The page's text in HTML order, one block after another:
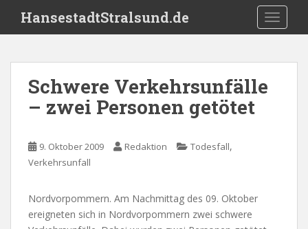
i
HansestadtStralsund.de
Schwere Verkehrsunfälle
– zwei Personen getötet
9. Oktober 2009 Redaktion Todesfall,
Verkehrsunfall
Nordvorpommern. Am Nachmittag des 09. Oktober
ereigneten sich in Nordvorpommern zwei schwere